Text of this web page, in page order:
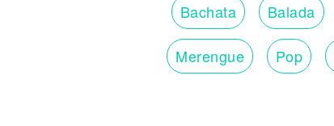
Bachata Balada
Merengue Pop